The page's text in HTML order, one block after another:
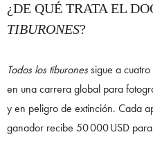
¿DE QUÉ TRATA EL
TIBURONES?
Todos los tiburonessigue a
en una carrera global para
y en peligro de extinción. Cada
ganador recibe 50 000 USD